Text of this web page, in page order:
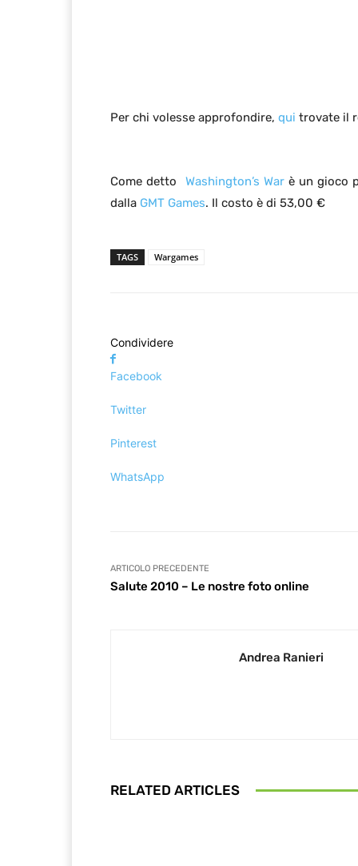
Per chi volesse approfondire, qui trovate il
Come detto Washington’s Warè un gioco
dalla GMT Games. Il costo è di 53,00 €
TAGS Wargames
Condividere
Facebook
Twitter
Pinterest
WhatsApp
ARTICOLO PRECEDENTE
Salute 2010 – Le nostre foto online
Andrea Ranieri
RELATED ARTICLES